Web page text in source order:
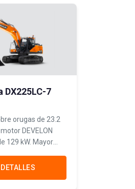
DX225LC-7
orugas de 23.2
DEVELON
129 kW. Mayor
pesada y